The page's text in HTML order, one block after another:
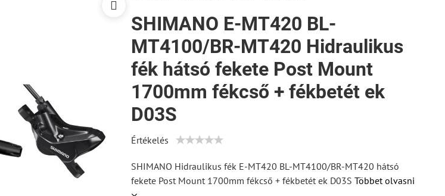
SHIMANO E-MT420 BL-
MT4100/BR-MT420 Hidraulikus
fék hátsó fekete Post Mount
1700mm fékcső + fékbetét ek
D03S
Értékelés
SHIMANO Hidraulikus fék E-MT420 BL-MT4100/BR-MT420 hátsó
fekete Post Mount 1700mm fékcső + fékbetét ek D03STöbbet olvasni